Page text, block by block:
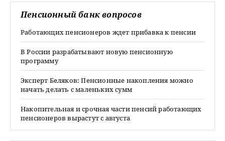
Пенсионный банк вопросов
Работающих пенсионеров ждет прибавка к пенсии
В России разрабатывают новую пенсионную
программу
Эксперт Беляков: Пенсионные накопления можно
начать делать с маленьких сумм
Накопительная и срочная части пенсий работающих
пенсионеров вырастут с августа